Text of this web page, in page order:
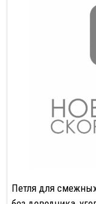
Петля для